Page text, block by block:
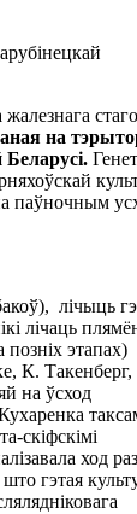
жалезнага
на
паўночным
лічыць
лічаць
позніх этапах)
К.
на ўсход
скіфскімі
ход
гэтая